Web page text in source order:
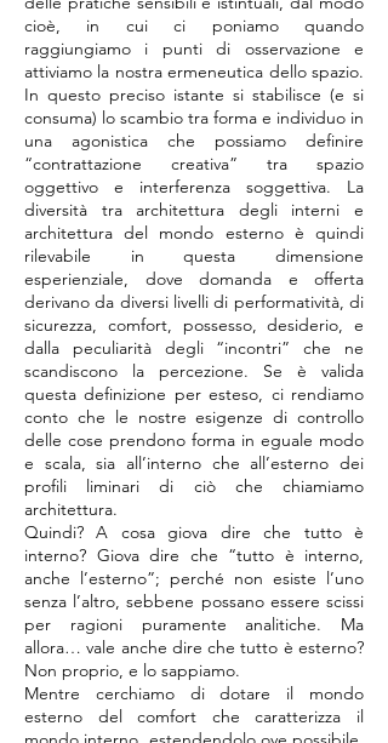
cioè, in cui ci poniamo quando
raggiungiamo i punti di osservazione e
attiviamo la nostra ermeneutica dello spazio.
In questo preciso istante si stabilisce (e si
consuma) lo scambio tra forma e individuo in
una agonistica che possiamo definire
“contrattazione creativa” tra spazio
oggettivo e interferenza soggettiva. La
diversità tra architettura degli interni e
architettura del mondo esterno è quindi
rilevabile in questa dimensione
esperienziale, dove domanda e offerta
derivano da diversi livelli di performatività, di
sicurezza, comfort, possesso, desiderio, e
dalla peculiarità degli “incontri” che ne
scandiscono la percezione. Se è valida
questa definizione per esteso, ci rendiamo
conto che le nostre esigenze di controllo
delle cose prendono forma in eguale modo
e scala, sia all’interno che all’esterno dei
profili liminari di ciò che chiamiamo
architettura.
Quindi? A cosa giova dire che tutto è
interno? Giova dire che “tutto è interno,
anche l’esterno”; perché non esiste l’uno
senza l’altro, sebbene possano essere scissi
per ragioni puramente analitiche. Ma
allora… vale anche dire che tutto è esterno?
Non proprio, e lo sappiamo.
Mentre cerchiamo di dotare il mondo
esterno del comfort che caratterizza il